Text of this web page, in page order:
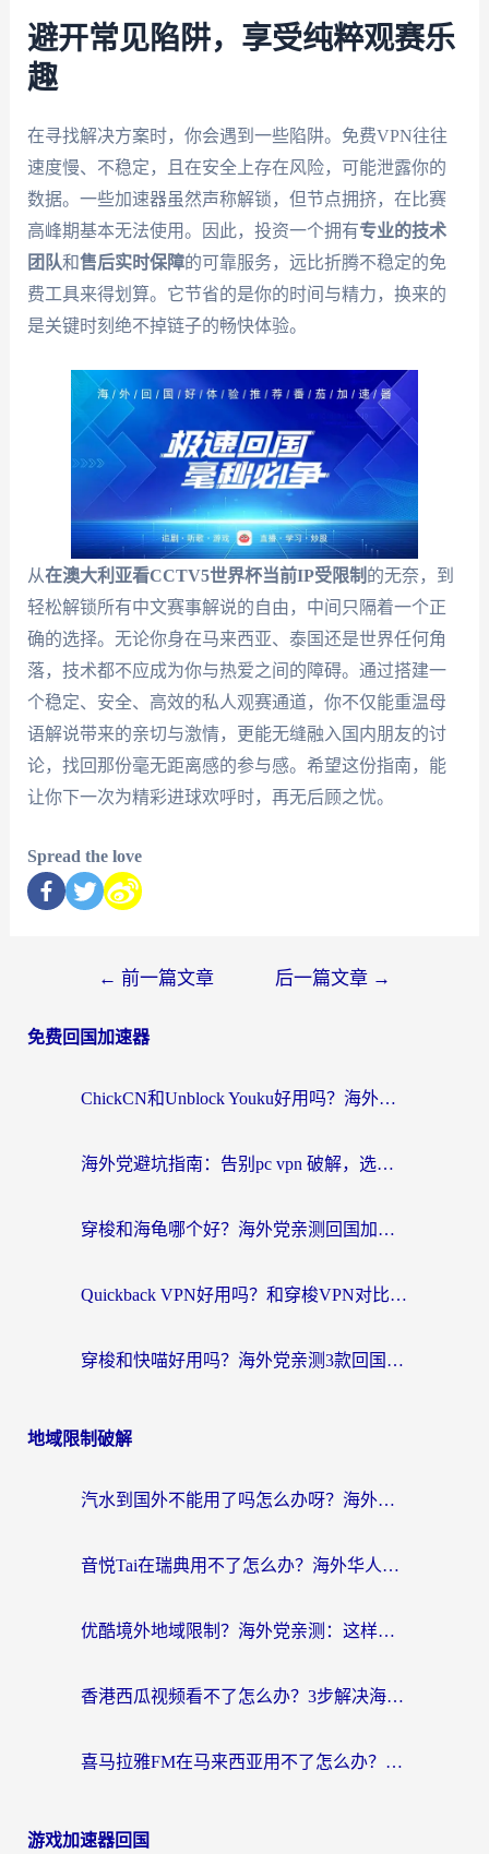
避开常见陷阱，享受纯粹观赛乐
趣
在寻找解决方案时，你会遇到一些陷阱。免费VPN往往
速度慢、不稳定，且在安全上存在风险，可能泄露你的
数据。一些加速器虽然声称解锁，但节点拥挤，在比赛
高峰期基本无法使用。因此，投资一个拥有专业的技术
团队和售后实时保障的可靠服务，远比折腾不稳定的免
费工具来得划算。它节省的是你的时间与精力，换来的
是关键时刻绝不掉链子的畅快体验。
从在澳大利亚看CCTV5世界杯当前IP受限制 的无奈，到
轻松解锁所有中文赛事解说的自由，中间只隔着一个正
确的选择。无论你身在马来西亚、泰国还是世界任何角
落，技术都不应成为你与热爱之间的障碍。通过搭建一
个稳定、安全、高效的私人观赛通道，你不仅能重温母
语解说带来的亲切与激情，更能无缝融入国内朋友的讨
论，找回那份毫无距离感的参与感。希望这份指南，能
让你下一次为精彩进球欢呼时，再无后顾之忧。
Spread the love
← 前一篇文章 后一篇文章 →
免费回国加速器
ChickCN和Unblock Youku好用吗？海外党亲测3款回国加速器，附iOS免费选择指南
海外党避坑指南：告别pc vpn 破解，选对回国加速器轻松访问国内资源
穿梭和海龟哪个好？海外党亲测回国加速器，附电脑免费VPN推荐
Quickback VPN好用吗？和穿梭VPN对比哪个回国效果更好？海外党必看的真实测评与选择指南
穿梭和快喵好用吗？海外党亲测3款回国加速器，附日本回国VPN避坑指南
地域限制破解
汽水到国外不能用了吗怎么办呀？海外党追剧看片的救星在这里！
音悦Tai在瑞典用不了怎么办？海外华人追剧听歌的实用指南
优酷境外地域限制？海外党亲测：这样看国内剧再也不卡（附3个实用场景解决）
香港西瓜视频看不了怎么办？3步解决海外追剧难题，附靠谱加速器推荐
喜马拉雅FM在马来西亚用不了怎么办？海外华人亲测有效的回国加速指南
游戏加速器回国